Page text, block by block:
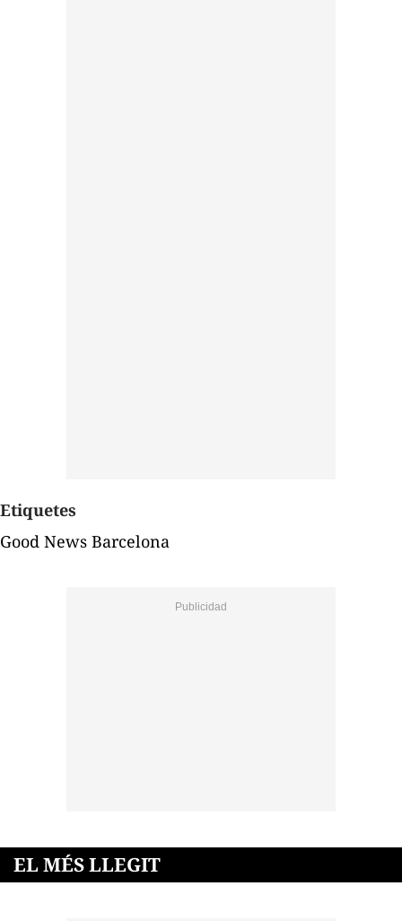
Etiquetes
Good News Barcelona
EL MÉS LLEGIT